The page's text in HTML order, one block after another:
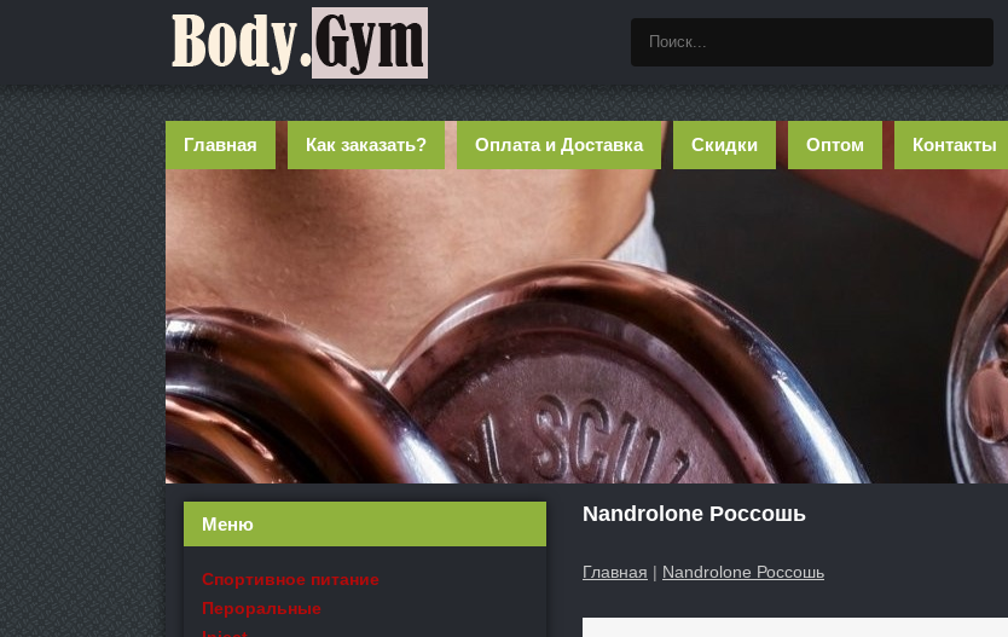
Главная Как заказать? Оплата и Доставка Скидки Оптом Контакты
Nandrolone Россошь
Главная | Nandrolone Россошь
Меню
Спортивное питание
Пероральные